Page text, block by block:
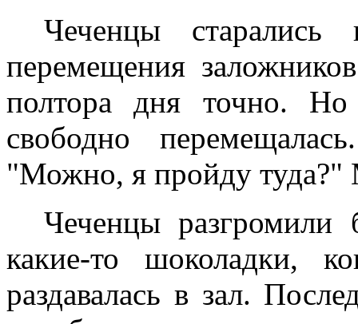
Чеченцы старались
перемещения
полтора дня точно.
свободно
"Можно, я пройду туда?"
Чеченцы разгромили
какие-то шоколадки,
раздавалась в зал.